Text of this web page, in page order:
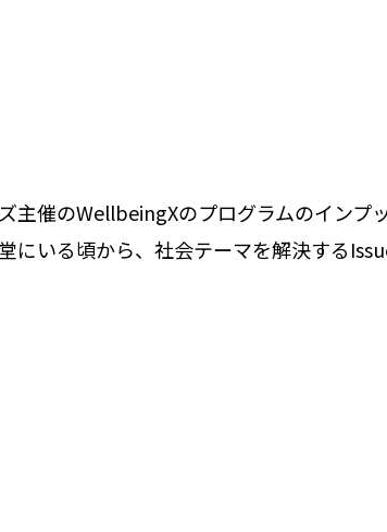
催のWellbeingXのプログラムのインプ
いる頃から、社会テーマを解決する